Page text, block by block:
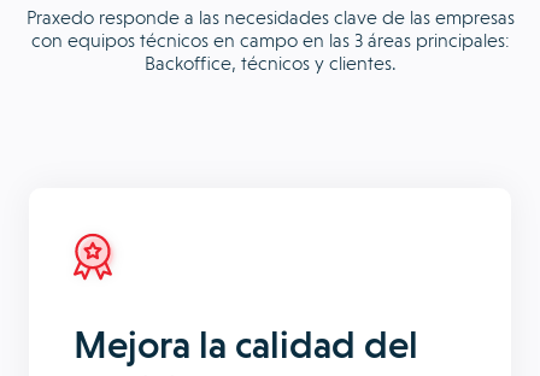
Praxedo responde a las necesidades clave de las empresas
con equipos técnicos en campo en las 3 áreas principales:
Backoffice, técnicos y clientes.
Mejora la calidad del